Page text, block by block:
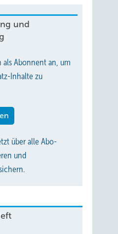
und
als Abonnent an, um
Inhalte zu
über alle Abo-
und